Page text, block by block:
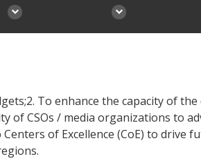
To enhance the capacity of
of CSOs / media organizations to
of Excellence (CoE) to drive